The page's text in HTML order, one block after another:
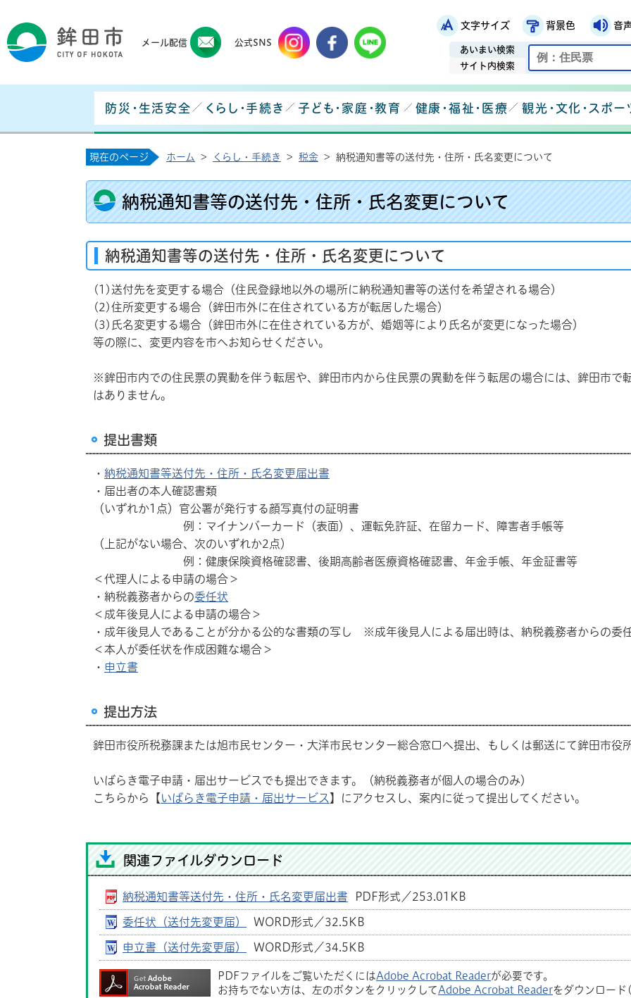
鉾田市役所ホームページ文字サイズ 背景色 音
あいまい検索
サイト内検索
メール配信
鉾田市メールマガジン
公式SNS
鉾田市公式Instagram
鉾田市公式Facebook
鉾田市公式LINE
防災・生活安全 くらし・手続き 子ども・家庭・教育 健康・福祉・医療 観光・文化・スポー
現在のページ ホーム > くらし・手続き > 税金 > 納税通知書等の送付先・住所・氏名変更について
納税通知書等の送付先・住所・氏名変更について
納税通知書等の送付先・住所・氏名変更について
(1)送付先を変更する場合（住民登録地以外の場所に納税通知書等の送付を希望される場合）
(2)住所変更する場合（鉾田市外に在住されている方が転居した場合）
(3)氏名変更する場合（鉾田市外に在住されている方が、婚姻等により氏名が変更になった場合）
等の際に、変更内容を市へお知らせください。
※鉾田市内での住民票の異動を伴う転居や、鉾田市内から住民票の異動を伴う転居の場合には、鉾田市で
はありません。
提出書類
・ 納税通知書等送付先・住所・氏名変更届出書
・届出者の本人確認書類
（いずれか1点）官公署が発行する顔写真付の証明書
例：マイナンバーカード（表面）、運転免許証、在留カード、障害者手帳等
（上記がない場合、次のいずれか2点）
例：健康保険資格確認書、後期高齢者医療資格確認書、年金手帳、年金証書等
＜代理人による申請の場合＞
・納税義務者からの委任状
＜成年後見人による申請の場合＞
・成年後見人であることが分かる公的な書類の写し ※成年後見人による届出時は、納税義務者からの委
＜本人が委任状を作成困難な場合＞
・ 申立書
提出方法
鉾田市役所税務課または旭市民センター・大洋市民センター総合窓口へ提出、もしくは郵送にて鉾田市役
いばらき電子申請・届出サービスでも提出できます。（納税義務者が個人の場合のみ）
こちらから【 いばらき電子申請・届出サービス 】にアクセスし、案内に従って提出してください。
関連ファイルダウンロード
納税通知書等送付先・住所・氏名変更届出書 PDF形式／253.01KB
委任状（送付先変更届） WORD形式／32.5KB
申立書（送付先変更届） WORD形式／34.5KB
PDFファイルをご覧いただくにはAdobe Acrobat Readerが必要です。
お持ちでない方は、左のボタンをクリックして Adobe Acrobat Readerをダウンロード